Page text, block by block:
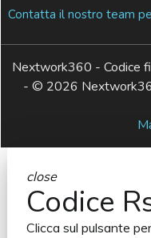
Contatta il nostro team
Nextwork360 - Codice
- © 2026
close
Codice
Clicca sul pulsante